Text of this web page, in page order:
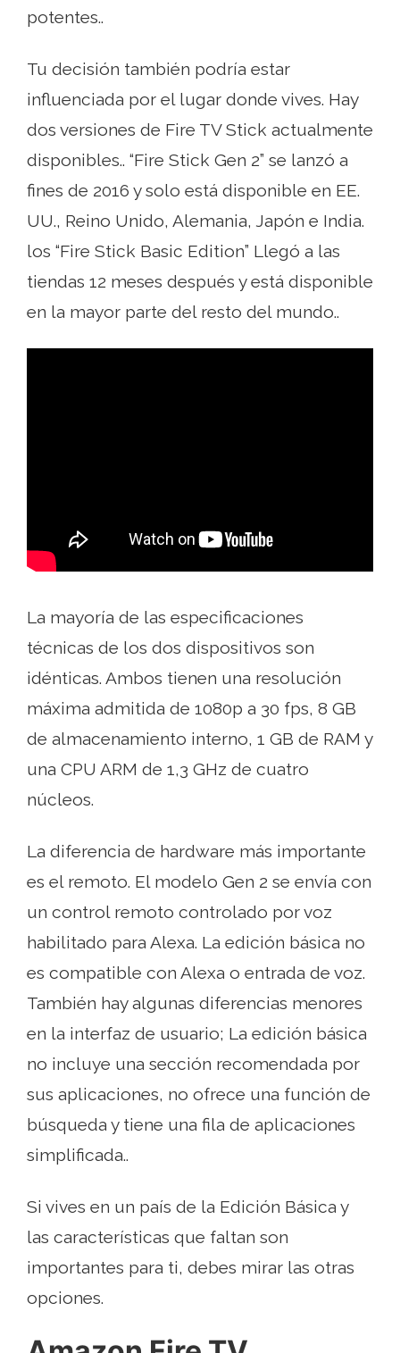
potentes..
Tu decisión también podría estar
influenciada por el lugar donde vives. Hay
dos versiones de Fire TV Stick actualmente
disponibles.. “Fire Stick Gen 2” se lanzó a
fines de 2016 y solo está disponible en EE.
UU., Reino Unido, Alemania, Japón e India.
los “Fire Stick Basic Edition” Llegó a las
tiendas 12 meses después y está disponible
en la mayor parte del resto del mundo..
La mayoría de las especificaciones
técnicas de los dos dispositivos son
idénticas. Ambos tienen una resolución
máxima admitida de 1080p a 30 fps, 8 GB
de almacenamiento interno, 1 GB de RAM y
una CPU ARM de 1,3 GHz de cuatro
núcleos.
La diferencia de hardware más importante
es el remoto. El modelo Gen 2 se envía con
un control remoto controlado por voz
habilitado para Alexa. La edición básica no
es compatible con Alexa o entrada de voz.
También hay algunas diferencias menores
en la interfaz de usuario; La edición básica
no incluye una sección recomendada por
sus aplicaciones, no ofrece una función de
búsqueda y tiene una fila de aplicaciones
simplificada..
Si vives en un país de la Edición Básica y
las características que faltan son
importantes para ti, debes mirar las otras
opciones.